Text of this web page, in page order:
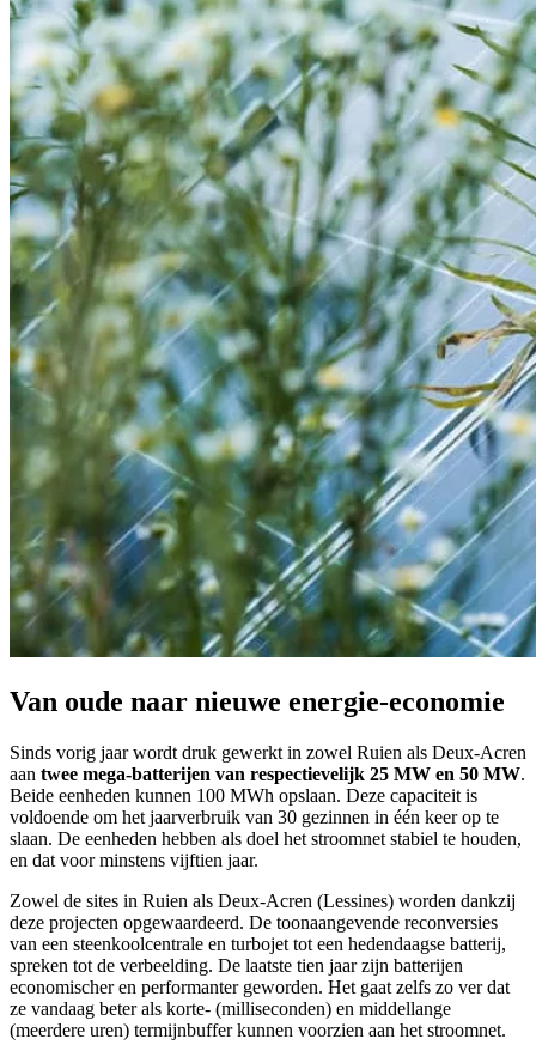
Van oude naar nieuwe energie-economie
Sinds vorig jaar wordt druk gewerkt in zowel Ruien als Deux-Acren
aan twee mega-batterijen van respectievelijk 25 MW en 50 MW.
Beide eenheden kunnen 100 MWh opslaan. Deze capaciteit is
voldoende om het jaarverbruik van 30 gezinnen in één keer op te
slaan. De eenheden hebben als doel het stroomnet stabiel te houden,
en dat voor minstens vijftien jaar.
Zowel de sites in Ruien als Deux-Acren (Lessines) worden dankzij
deze projecten opgewaardeerd. De toonaangevende reconversies
van een steenkoolcentrale en turbojet tot een hedendaagse batterij,
spreken tot de verbeelding. De laatste tien jaar zijn batterijen
economischer en performanter geworden. Het gaat zelfs zo ver dat
ze vandaag beter als korte- (milliseconden) en middellange
(meerdere uren) termijnbuffer kunnen voorzien aan het stroomnet.